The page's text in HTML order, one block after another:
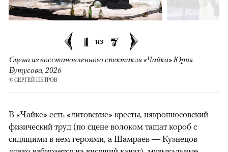
1 из 7
Сцена из восстановленного спектакля «Чайка» Юрия
Бутусова, 2026
© СЕРГЕЙ ПЕТРОВ
В «Чайке» есть «литовские» кресты, някрошюсовский
физический труд (по сцене волоком тащат короб с
сидящими в нем героями, а Шамраев — Кузнецов